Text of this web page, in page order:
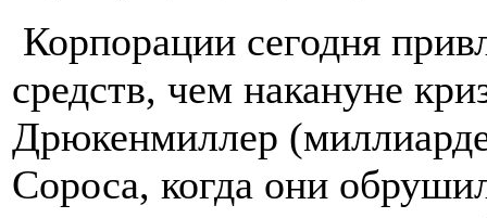
Корпорации сегодня
средств, чем накануне
Дрюкенмиллер
Сороса, когда они